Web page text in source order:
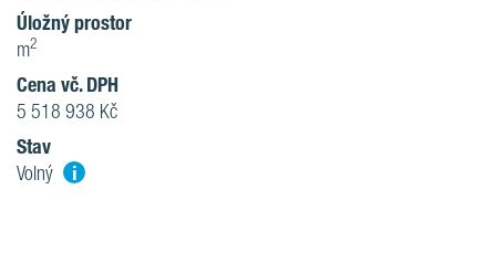
Úložný prostor
m2
Cena vč. DPH
5 518 938 Kč
Stav
Volný i